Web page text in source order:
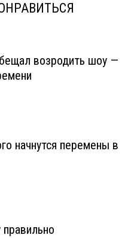
возродить шоу —
начнутся перемены в